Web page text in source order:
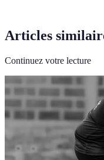
Articles
Continuez votre lecture